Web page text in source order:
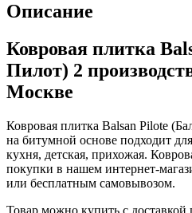
Описание
Ковровая плитка
Пилот) 2
Москве
Ковровая плитка Balsan Pilote
на битумной основе подходит
кухня, детская, прихожая.
покупки в нашем интернет-
или бесплатным самовывозом.
Товар можно купить с